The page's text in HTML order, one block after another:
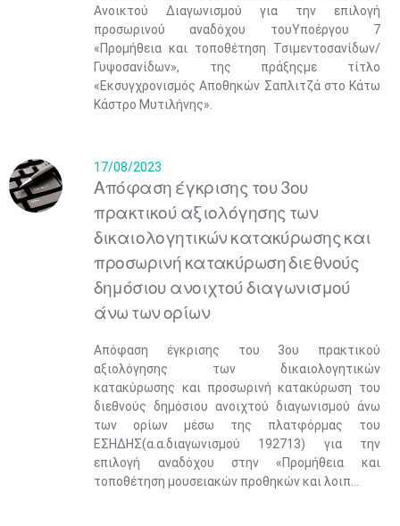
Ανοικτού Διαγωνισμού για την επιλογή
προσωρινού αναδόχου τουΥποέργου 7
«Προμήθεια και τοποθέτηση Τσιμεντοσανίδων/
Γυψοσανίδων», της πράξηςμε τίτλο
«Εκσυγχρονισμός Αποθηκών Σαπλιτζά στο Κάτω
Κάστρο Μυτιλήνης».
17/08/2023
Απόφαση έγκρισης του 3ου
πρακτικού αξιολόγησης των
δικαιολογητικών κατακύρωσης και
προσωρινή κατακύρωση διεθνούς
δημόσιου ανοιχτού διαγωνισμού
άνω των ορίων
Απόφαση έγκρισης του 3ου πρακτικού
αξιολόγησης των δικαιολογητικών
κατακύρωσης και προσωρινή κατακύρωση του
διεθνούς δημόσιου ανοιχτού διαγωνισμού άνω
των ορίων μέσω της πλατφόρμας του
ΕΣΗΔΗΣ(α.α.διαγωνισμού 192713) για την
επιλογή αναδόχου στην «Προμήθεια και
τοποθέτηση μουσειακών προθηκών και λοιπ...